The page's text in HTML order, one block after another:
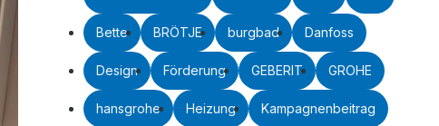
Bette BRÖTJE burgbad Danfoss
Design Förderung GEBERIT GROHE
hansgrohe Heizung Kampagnenbeitrag